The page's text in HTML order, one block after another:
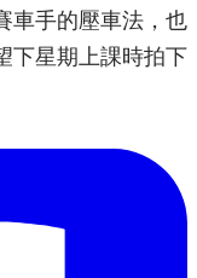
車手的壓車法，也
下星期上課時拍下